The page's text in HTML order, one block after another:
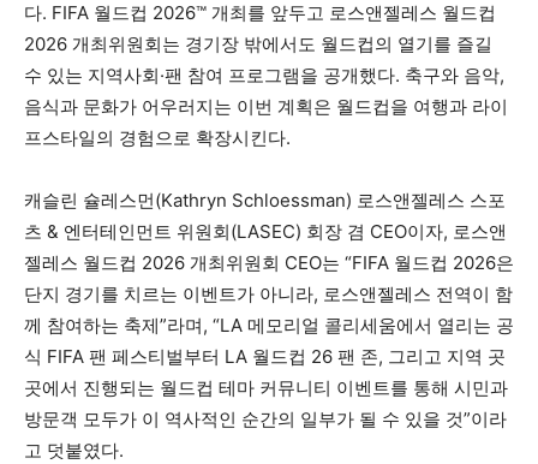
다. FIFA 월드컵 2026™ 개최를 앞두고 로스앤젤레스 월드컵
2026 개최위원회는 경기장 밖에서도 월드컵의 열기를 즐길
수 있는 지역사회·팬 참여 프로그램을 공개했다. 축구와 음악,
음식과 문화가 어우러지는 이번 계획은 월드컵을 여행과 라이
프스타일의 경험으로 확장시킨다.
캐슬린 슐레스먼(Kathryn Schloessman) 로스앤젤레스 스포
츠 & 엔터테인먼트 위원회(LASEC) 회장 겸 CEO이자, 로스앤
젤레스 월드컵 2026 개최위원회 CEO는 “FIFA 월드컵 2026은
단지 경기를 치르는 이벤트가 아니라, 로스앤젤레스 전역이 함
께 참여하는 축제”라며, “LA 메모리얼 콜리세움에서 열리는 공
식 FIFA 팬 페스티벌부터 LA 월드컵 26 팬 존, 그리고 지역 곳
곳에서 진행되는 월드컵 테마 커뮤니티 이벤트를 통해 시민과
방문객 모두가 이 역사적인 순간의 일부가 될 수 있을 것”이라
고 덧붙였다.